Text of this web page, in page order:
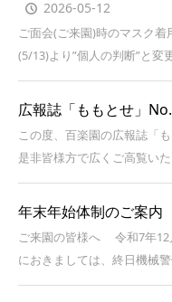
2026-05-12
ご面会(ご来園)時のマスク
(5/13)より”個人の判断”と変
広報誌「ももとせ」
この度、百楽園の広報誌「
是非皆様方で広くご高覧い
年末年始体制のご案内
ご来園の皆様へ 令和7年12
におきましては、終日機械